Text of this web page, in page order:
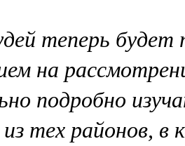
теперь
на
подробно
тех районов, в